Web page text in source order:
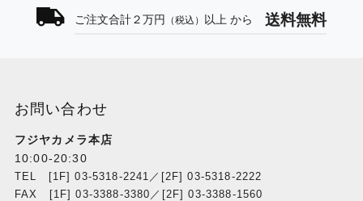
ご注文合計２万円 （税込） 以上 から 送料無料
お問い合わせ
フジヤカメラ本店
10:00-20:30
TEL [1F] 03-5318-2241／[2F] 03-5318-2222
FAX [1F] 03-3388-3380／[2F] 03-3388-1560